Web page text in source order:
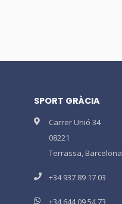
SPORT GRÀCIA
Carrer Unió 34
08221
Terrassa, Barcelona
+34 937 89 17 03